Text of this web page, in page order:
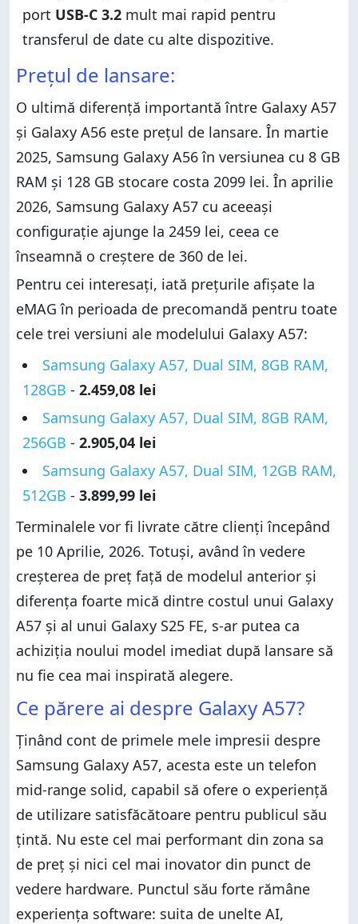
port USB-C 3.2 mult mai rapid pentru
transferul de date cu alte dispozitive.
Prețul de lansare:
O ultimă diferență importantă între Galaxy A57
și Galaxy A56 este prețul de lansare. În martie
2025, Samsung Galaxy A56 în versiunea cu 8 GB
RAM și 128 GB stocare costa 2099 lei. În aprilie
2026, Samsung Galaxy A57 cu aceeași
configurație ajunge la 2459 lei, ceea ce
înseamnă o creștere de 360 de lei.
Pentru cei interesați, iată prețurile afișate la
eMAG în perioada de precomandă pentru toate
cele trei versiuni ale modelului Galaxy A57:
Samsung Galaxy A57, Dual SIM, 8GB RAM,
128GB - 2.459,08 lei
Samsung Galaxy A57, Dual SIM, 8GB RAM,
256GB - 2.905,04 lei
Samsung Galaxy A57, Dual SIM, 12GB RAM,
512GB - 3.899,99 lei
Terminalele vor fi livrate către clienți începând
pe 10 Aprilie, 2026. Totuși, având în vedere
creșterea de preț față de modelul anterior și
diferența foarte mică dintre costul unui Galaxy
A57 și al unui Galaxy S25 FE, s-ar putea ca
achiziția noului model imediat după lansare să
nu fie cea mai inspirată alegere.
Ce părere ai despre Galaxy A57?
Ținând cont de primele mele impresii despre
Samsung Galaxy A57, acesta este un telefon
mid-range solid, capabil să ofere o experiență
de utilizare satisfăcătoare pentru publicul său
țintă. Nu este cel mai performant din zona sa
de preț și nici cel mai inovator din punct de
vedere hardware. Punctul său forte rămâne
experiența software: suita de unelte AI,